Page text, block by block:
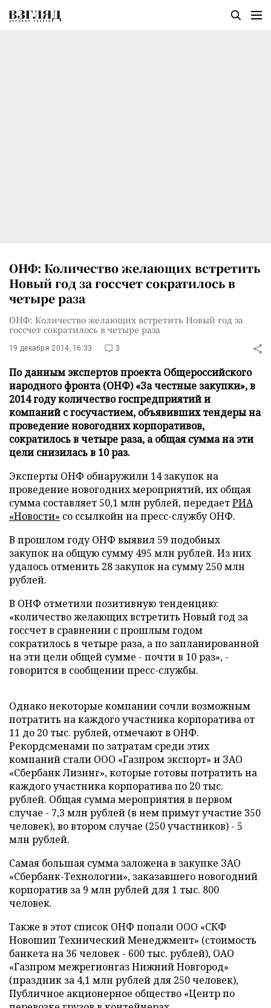
ОНФ: Количество желающих встретить
Новый год за госсчет сократилось в
четыре раза
ОНФ: Количество желающих встретить Новый год за
госсчет сократилось в четыре раза
19 декабря 2014, 16:33 3
По данным экспертов проекта Общероссийского
народного фронта (ОНФ) «За честные закупки», в
2014 году количество госпредприятий и
компаний с госучастием, объявивших тендеры на
проведение новогодних корпоративов,
сократилось в четыре раза, а общая сумма на эти
цели снизилась в 10 раз.
Эксперты ОНФ обнаружили 14 закупок на
проведение новогодних мероприятий, их общая
сумма составляет 50,1 млн рублей, передаетРИА
«Новости» со ссылкойн на пресс-службу ОНФ.
В прошлом году ОНФ выявил 59 подобных
закупок на общую сумму 495 млн рублей. Из них
удалось отменить 28 закупок на сумму 250 млн
рублей.
В ОНФ отметили позитивную тенденцию:
«количество желающих встретить Новый год за
госсчет в сравнении с прошлым годом
сократилось в четыре раза, а по запланированной
на эти цели общей сумме - почти в 10 раз», -
говорится в сообщении пресс-службы.
Однако некоторые компании сочли возможным
потратить на каждого участника корпоратива от
11 до 20 тыс. рублей, отмечают в ОНФ.
Рекордсменами по затратам среди этих
компаний стали ООО «Газпром экспорт» и ЗАО
«Сбербанк Лизинг», которые готовы потратить на
каждого участника корпоратива по 20 тыс.
рублей. Общая сумма мероприятия в первом
случае - 7,3 млн рублей (в нем примут участие 350
человек), во втором случае (250 участников) - 5
млн рублей.
Самая большая сумма заложена в закупке ЗАО
«Сбербанк-Технологии», заказавшего новогодний
корпоратив за 9 млн рублей для 1 тыс. 800
человек.
Также в этот список ОНФ попали ООО «СКФ
Новошип Технический Менеджмент» (стоимость
банкета на 36 человек - 600 тыс. рублей), ОАО
«Газпром межрегионгаз Нижний Новгород»
(праздник за 4,1 млн рублей для 250 человек),
Публичное акционерное общество «Центр по